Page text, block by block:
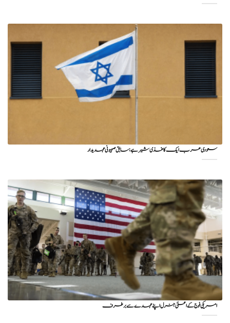
سعودی عرب ایک کاغذی شیر ہے: سابق صہیونی عہدیدار
امریکی فوج کے اعلیٰ جنرل اپنے عہدے سے برطرف